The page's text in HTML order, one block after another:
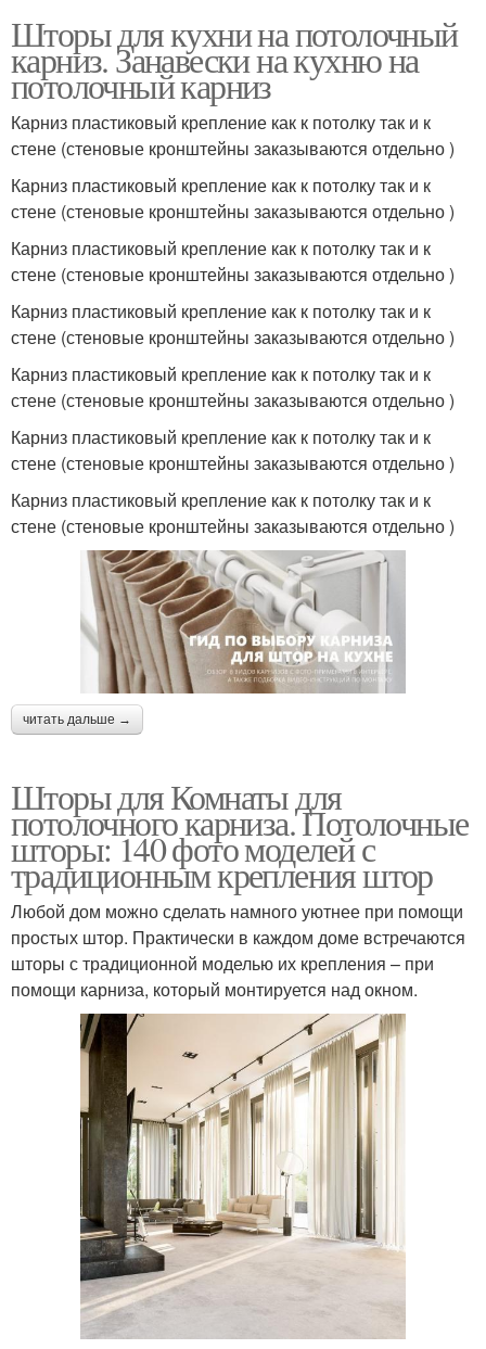
Шторы для кухни на потолочный
карниз. Занавески на кухню на
потолочный карниз
Карниз пластиковый крепление как к потолку так и к
стене (стеновые кронштейны заказываются отдельно )
Карниз пластиковый крепление как к потолку так и к
стене (стеновые кронштейны заказываются отдельно )
Карниз пластиковый крепление как к потолку так и к
стене (стеновые кронштейны заказываются отдельно )
Карниз пластиковый крепление как к потолку так и к
стене (стеновые кронштейны заказываются отдельно )
Карниз пластиковый крепление как к потолку так и к
стене (стеновые кронштейны заказываются отдельно )
Карниз пластиковый крепление как к потолку так и к
стене (стеновые кронштейны заказываются отдельно )
Карниз пластиковый крепление как к потолку так и к
стене (стеновые кронштейны заказываются отдельно )
читать дальше →
Шторы для Комнаты для
потолочного карниза. Потолочные
шторы: 140 фото моделей с
традиционным крепления штор
Любой дом можно сделать намного уютнее при помощи
простых штор. Практически в каждом доме встречаются
шторы с традиционной моделью их крепления – при
помощи карниза, который монтируется над окном.